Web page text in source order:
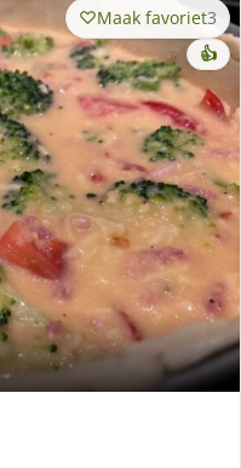
Maak favoriet3
👍